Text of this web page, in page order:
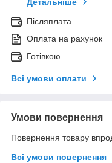
Детальніше
Післяплата
Оплата на рахунок
Готівкою
Всі умови оплати
Умови повернення
Повернення товару
Всі умови повернення